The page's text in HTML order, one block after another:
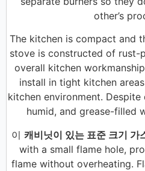
other’s
The kitchen is compact and
stove is constructed of rust-
overall kitchen
install in tight kitchen
kitchen environment.
humid, and grease-filled
이 캐비닛이 있는 표준 크기 가
with a small flame hole,
flame without overheating.